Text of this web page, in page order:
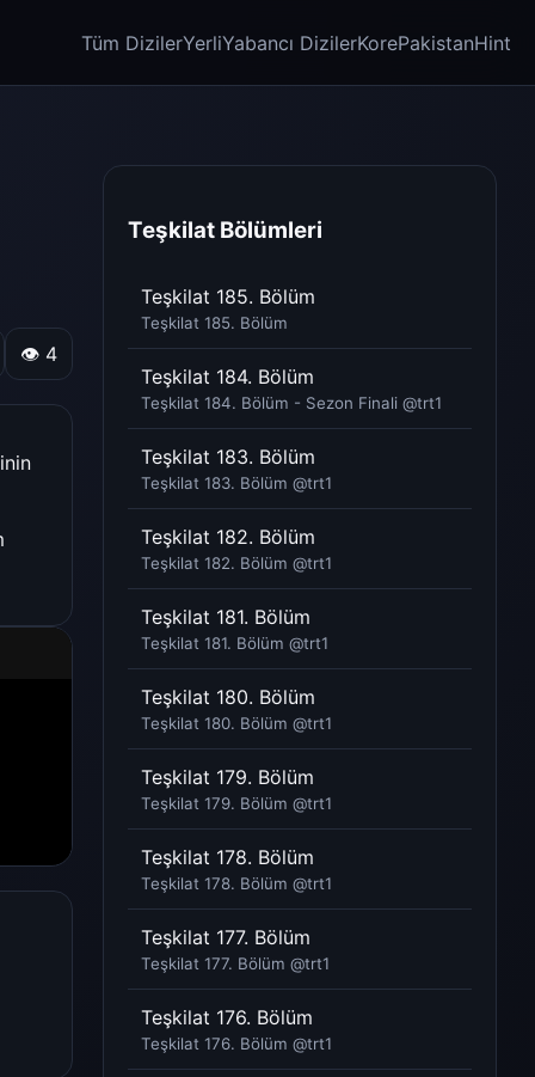
Tüm DizilerYerliYabancı DizilerKorePakistanHint
👁 4
Teşkilat Bölümleri
Teşkilat 185. Bölüm
Teşkilat 185. Bölüm
Teşkilat 184. Bölüm
Teşkilat 184. Bölüm - Sezon Finali @trt1​
Teşkilat 183. Bölüm
Teşkilat 183. Bölüm @trt1​
Teşkilat 182. Bölüm
Teşkilat 182. Bölüm @trt1​
Teşkilat 181. Bölüm
Teşkilat 181. Bölüm @trt1​
Teşkilat 180. Bölüm
Teşkilat 180. Bölüm @trt1​
Teşkilat 179. Bölüm
Teşkilat 179. Bölüm @trt1​
Teşkilat 178. Bölüm
Teşkilat 178. Bölüm @trt1​
Teşkilat 177. Bölüm
Teşkilat 177. Bölüm @trt1​
Teşkilat 176. Bölüm
Teşkilat 176. Bölüm @trt1​